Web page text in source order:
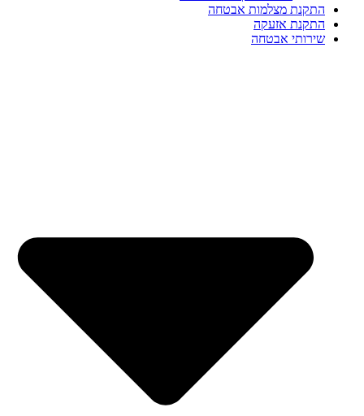
התקנת מצלמות אבטחה
התקנת אזעקה
שירותי אבטחה